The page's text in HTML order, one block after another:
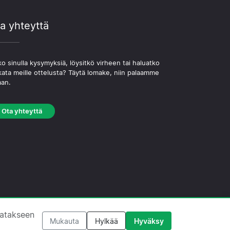
yhteyttä
sinulla kysymyksiä, löysitkö virheen tai haluatko
meille ottelusta? Täytä lomake, niin palaamme
Ota yhteyttä
·Toimituksellinen käytäntö
Mukauta Hylkää Hyväksy